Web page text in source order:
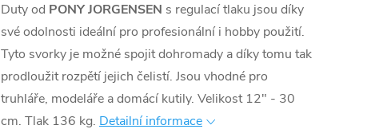
Duty od PONY JORGENSEN s regulací tlaku jsou díky
své odolnosti ideální pro profesionální i hobby použití.
Tyto svorky je možné spojit dohromady a díky tomu tak
prodloužit rozpětí jejich čelistí. Jsou vhodné pro
truhláře, modeláře a domácí kutily. Velikost 12" - 30
cm. Tlak 136 kg. Detailní informace